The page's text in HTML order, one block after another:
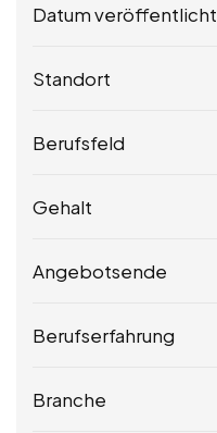
Datum veröffentlicht
Standort
Berufsfeld
Gehalt
Angebotsende
Berufserfahrung
Branche